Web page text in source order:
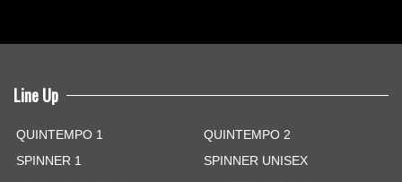
Line Up
QUINTEMPO 1
QUINTEMPO 2
SPINNER 1
SPINNER UNISEX